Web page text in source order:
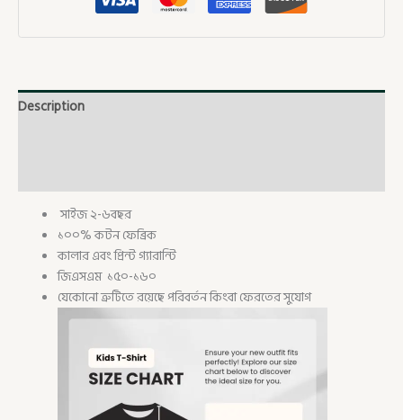
Description
সাইজ ২-৬বছর
১০০% কটন ফেব্রিক
কালার এবং প্রিন্ট গ্যারান্টি
জিএসএম ১৫০-১৬০
যেকোনো ত্রুটিতে রয়েছে পরিবর্তন কিংবা ফেরতের সুযোগ